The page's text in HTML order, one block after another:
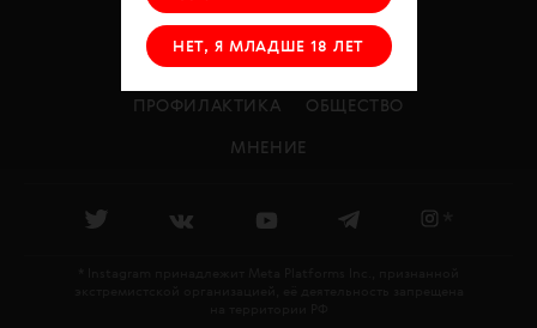
НЕТ, Я МЛАДШЕ 18 ЛЕТ
ОТЧЕТЫ ДЕЛА ФОНДА
ЛЕЧЕНИЕ ЭПИДЕМИЯ
ПРОФИЛАКТИКА ОБЩЕСТВО
МНЕНИЕ